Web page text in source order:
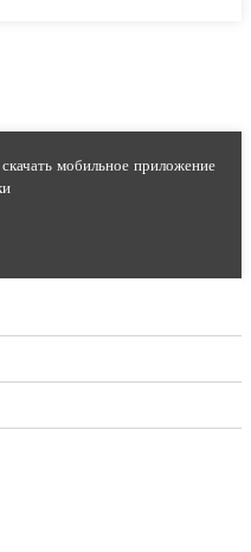
мобильное приложение